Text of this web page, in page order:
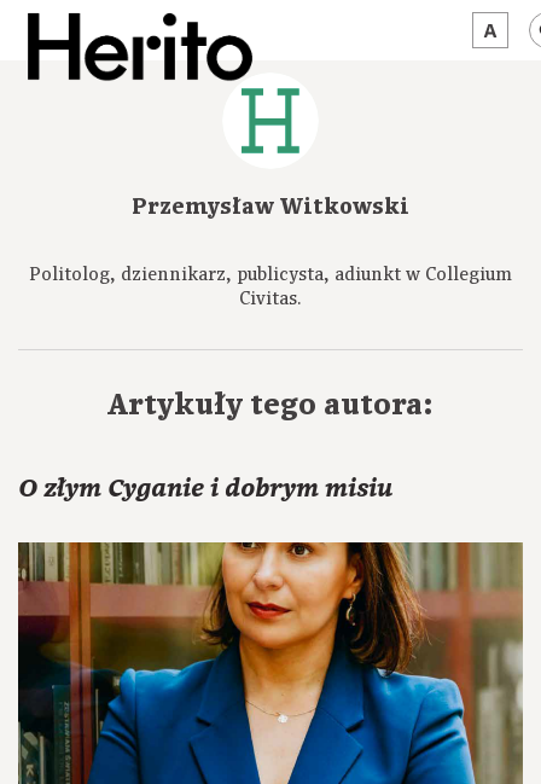
JĘZYK: PL
Przemysław Witkowski
Politolog, dziennikarz, publicysta, adiunkt w Collegium
Civitas.
Artykuły tego autora:
O złym Cyganie i dobrym misiu